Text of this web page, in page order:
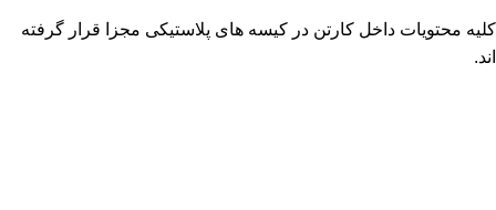
کلیه محتویات داخل کارتن در کیسه های پلاستیکی مجزا قرار گرفته
اند.